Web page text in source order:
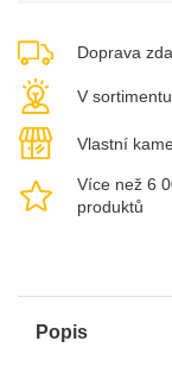
Doprava
V
Vlastní
Více než 6
produktů
Popis